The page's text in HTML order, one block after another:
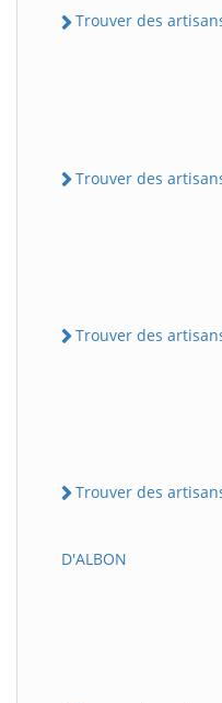
Trouver des
Trouver des
Trouver des artisans
Trouver des
D'ALBON